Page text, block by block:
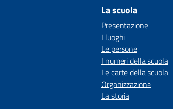
La scuola
Presentazione
I luoghi
Le persone
I numeri della scuola
Le carte della scuola
Organizzazione
La storia